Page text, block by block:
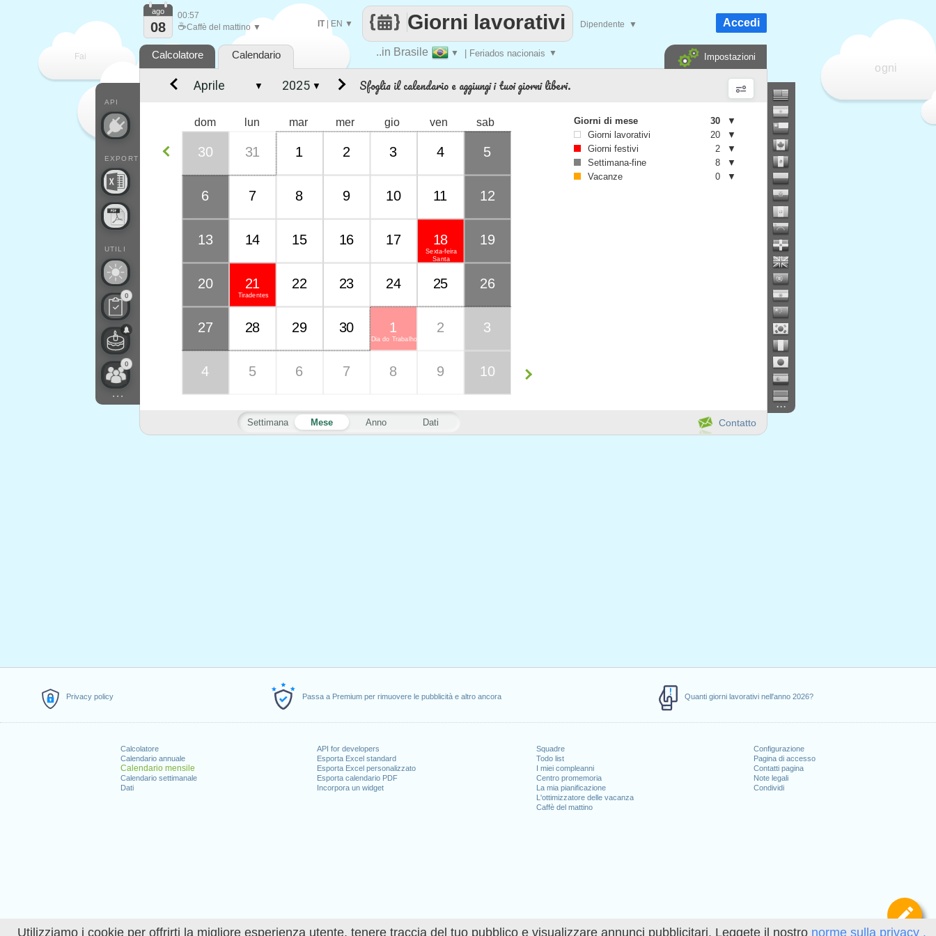
Utilizziamo i cookie per offrirti la migliore esperienza utente, tenere traccia del tuo pubblico e visualizzare annunci pubblicitari. Leggete il nostro norme sulla privacy .
Privacy policy Passa a Premium per rimuovere le pubblicità e altro ancora Quanti giorni lavorativi nell'anno 2026?
Calcolatore
Calendario annuale
Calendario mensile
Calendario settimanale
Dati
API for developers
Esporta Excel standard
Esporta Excel personalizzato
Esporta calendario PDF
Incorpora un widget
Squadre
Todo list
I miei compleanni
Centro promemoria
La mia pianificazione
L'ottimizzatore delle vacanza
Caffè del mattino
Configurazione
Pagina di accesso
Contatti pagina
Note legali
Condividi
Fai
ogni
..in Brasile ▼ | Feriados nacionais ▼
Giorni lavorativi
IT|EN ▼ Dipendente ▼
API
EXPORT
UTILI
0
0
...
ago
08
00:57
☕Caffè del mattino ▼ Accedi
Calcolatore Calendario Impostazioni
...
Contatto
Sfoglia il calendario e aggiungi i tuoi giorni liberi.
Settimana Mese Anno Dati
dom lun mar mer gio ven sab
30 31 1 2 3 4 5
6 7 8 9 10 11 12
13 14 15 16 17
Sexta-feira
Santa
18 19
20
Tiradentes
21 22 23 24 25 26
27 28 29 30
Dia do Trabalho
1 2 3
4 5 6 7 8 9 10
▼ ▼
Giorni di mese 30
▼
Giorni lavorativi
20
▼
Giorni festivi
2
▼
Settimana-fine
8
▼
Vacanze
0 ▼